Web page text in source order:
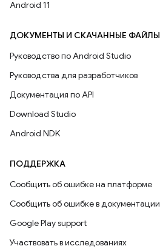
Android 11
ДОКУМЕНТЫ И СКАЧАННЫЕ ФАЙЛЫ
Руководство по Android Studio
Руководства для разработчиков
Документация по API
Download Studio
Android NDK
ПОДДЕРЖКА
Сообщить об ошибке на платформе
Сообщить об ошибке в документации
Google Play support
Участвовать в исследованиях